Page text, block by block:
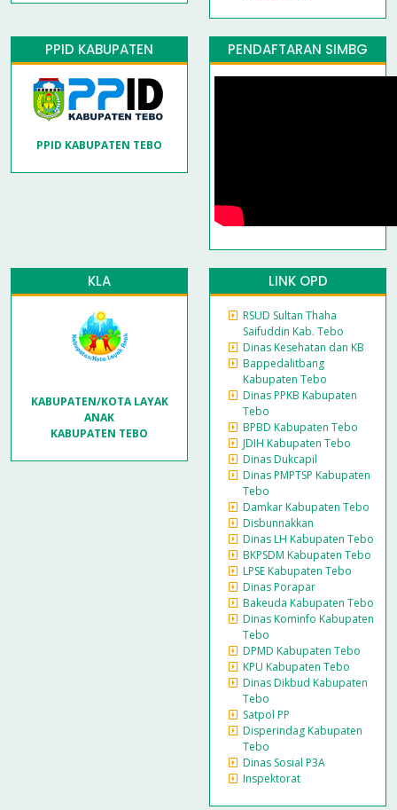
PPID KABUPATEN
PPID KABUPATEN TEBO
PENDAFTARAN SIMBG
KLA
KABUPATEN/KOTA LAYAK
ANAK
KABUPATEN TEBO
LINK OPD
RSUD Sultan Thaha
Saifuddin Kab. Tebo
Dinas Kesehatan dan KB
Bappedalitbang
Kabupaten Tebo
Dinas PPKB Kabupaten
Tebo
BPBD Kabupaten Tebo
JDIH Kabupaten Tebo
Dinas Dukcapil
Dinas PMPTSP Kabupaten
Tebo
Damkar Kabupaten Tebo
Disbunnakkan
Dinas LH Kabupaten Tebo
BKPSDM Kabupaten Tebo
LPSE Kabupaten Tebo
Dinas Porapar
Bakeuda Kabupaten Tebo
Dinas Kominfo Kabupaten
Tebo
DPMD Kabupaten Tebo
KPU Kabupaten Tebo
Dinas Dikbud Kabupaten
Tebo
Satpol PP
Disperindag Kabupaten
Tebo
Dinas Sosial P3A
Inspektorat